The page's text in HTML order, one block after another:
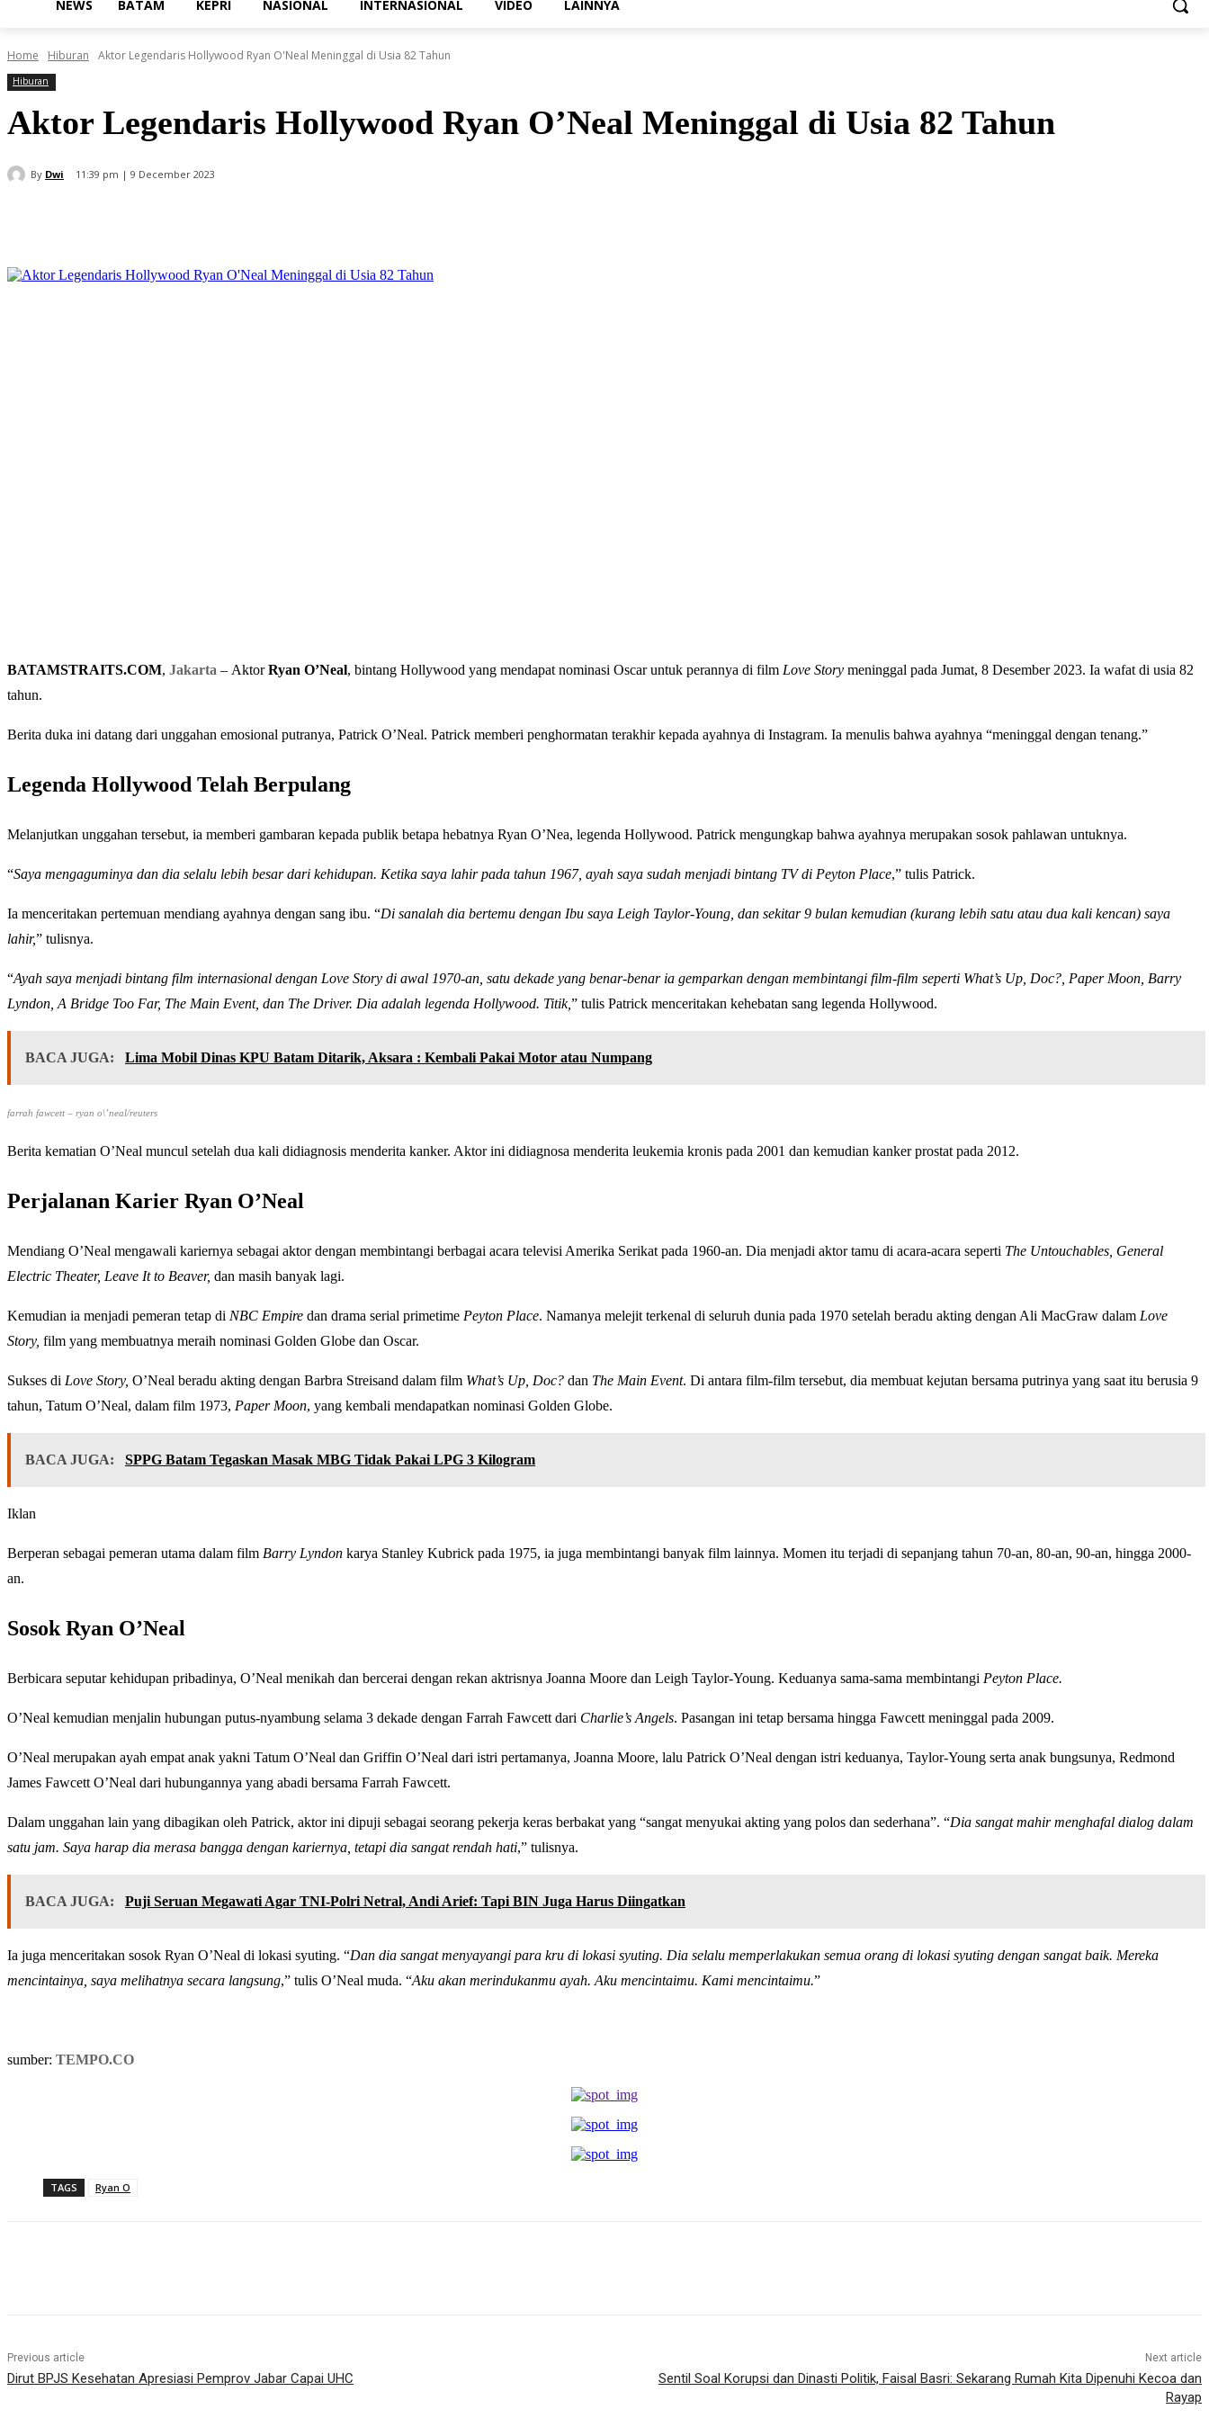
NEWS BATAM KEPRI NASIONAL INTERNASIONAL VIDEO LAINNYA
Home Hiburan Aktor Legendaris Hollywood Ryan O'Neal Meninggal di Usia 82 Tahun
Hiburan
Aktor Legendaris Hollywood Ryan O’Neal Meninggal di Usia 82 Tahun
By Dwi 11:39 pm | 9 December 2023
BATAMSTRAITS.COM, Jakarta – AktorRyan O’Neal, bintang Hollywood yang mendapat nominasi Oscar untuk perannya di film Love Story meninggal pada Jumat, 8 Desember 2023. Ia wafat di usia 82
tahun.
Berita duka ini datang dari unggahan emosional putranya, Patrick O’Neal. Patrick memberi penghormatan terakhir kepada ayahnya di Instagram. Ia menulis bahwa ayahnya “meninggal dengan tenang.”
Legenda Hollywood Telah Berpulang
Melanjutkan unggahan tersebut, ia memberi gambaran kepada publik betapa hebatnya Ryan O’Nea, legenda Hollywood. Patrick mengungkap bahwa ayahnya merupakan sosok pahlawan untuknya.
“Saya mengaguminya dan dia selalu lebih besar dari kehidupan. Ketika saya lahir pada tahun 1967, ayah saya sudah menjadi bintang TV di Peyton Place,” tulis Patrick.
Ia menceritakan pertemuan mendiang ayahnya dengan sang ibu. “Di sanalah dia bertemu dengan Ibu saya Leigh Taylor-Young, dan sekitar 9 bulan kemudian (kurang lebih satu atau dua kali kencan) saya
lahir,” tulisnya.
“Ayah saya menjadi bintang film internasional dengan Love Story di awal 1970-an, satu dekade yang benar-benar ia gemparkan dengan membintangi film-film seperti What’s Up, Doc?, Paper Moon, Barry
Lyndon, A Bridge Too Far, The Main Event, dan The Driver. Dia adalah legenda Hollywood. Titik,” tulis Patrick menceritakan kehebatan sang legenda Hollywood.
BACA JUGA: Lima Mobil Dinas KPU Batam Ditarik, Aksara : Kembali Pakai Motor atau Numpang
farrah fawcett – ryan o\’neal/reuters
Berita kematian O’Neal muncul setelah dua kali didiagnosis menderita kanker. Aktor ini didiagnosa menderita leukemia kronis pada 2001 dan kemudian kanker prostat pada 2012.
Perjalanan Karier Ryan O’Neal
Mendiang O’Neal mengawali kariernya sebagai aktor dengan membintangi berbagai acara televisi Amerika Serikat pada 1960-an. Dia menjadi aktor tamu di acara-acara seperti The Untouchables, General
Electric Theater, Leave It to Beaver, dan masih banyak lagi.
Kemudian ia menjadi pemeran tetap di NBC Empire dan drama serial primetime Peyton Place. Namanya melejit terkenal di seluruh dunia pada 1970 setelah beradu akting dengan Ali MacGraw dalam Love
Story, film yang membuatnya meraih nominasi Golden Globe dan Oscar.
Sukses di Love Story, O’Neal beradu akting dengan Barbra Streisand dalam film What’s Up, Doc? dan The Main Event. Di antara film-film tersebut, dia membuat kejutan bersama putrinya yang saat itu berusia 9
tahun, Tatum O’Neal, dalam film 1973, Paper Moon, yang kembali mendapatkan nominasi Golden Globe.
BACA JUGA: SPPG Batam Tegaskan Masak MBG Tidak Pakai LPG 3 Kilogram
Iklan
Berperan sebagai pemeran utama dalam film Barry Lyndon karya Stanley Kubrick pada 1975, ia juga membintangi banyak film lainnya. Momen itu terjadi di sepanjang tahun 70-an, 80-an, 90-an, hingga 2000-
an.
Sosok Ryan O’Neal
Berbicara seputar kehidupan pribadinya, O’Neal menikah dan bercerai dengan rekan aktrisnya Joanna Moore dan Leigh Taylor-Young. Keduanya sama-sama membintangi Peyton Place.
O’Neal kemudian menjalin hubungan putus-nyambung selama 3 dekade dengan Farrah Fawcett dari Charlie’s Angels. Pasangan ini tetap bersama hingga Fawcett meninggal pada 2009.
O’Neal merupakan ayah empat anak yakni Tatum O’Neal dan Griffin O’Neal dari istri pertamanya, Joanna Moore, lalu Patrick O’Neal dengan istri keduanya, Taylor-Young serta anak bungsunya, Redmond
James Fawcett O’Neal dari hubungannya yang abadi bersama Farrah Fawcett.
Dalam unggahan lain yang dibagikan oleh Patrick, aktor ini dipuji sebagai seorang pekerja keras berbakat yang “sangat menyukai akting yang polos dan sederhana”. “Dia sangat mahir menghafal dialog dalam
satu jam. Saya harap dia merasa bangga dengan kariernya, tetapi dia sangat rendah hati,” tulisnya.
BACA JUGA: Puji Seruan Megawati Agar TNI-Polri Netral, Andi Arief: Tapi BIN Juga Harus Diingatkan
Ia juga menceritakan sosok Ryan O’Neal di lokasi syuting. “Dan dia sangat menyayangi para kru di lokasi syuting. Dia selalu memperlakukan semua orang di lokasi syuting dengan sangat baik. Mereka
mencintainya, saya melihatnya secara langsung,” tulis O’Neal muda. “Aku akan merindukanmu ayah. Aku mencintaimu. Kami mencintaimu.”
sumber: TEMPO.CO
TAGS Ryan O
Previous article
Dirut BPJS Kesehatan Apresiasi Pemprov Jabar Capai UHC
Next article
Sentil Soal Korupsi dan Dinasti Politik, Faisal Basri: Sekarang Rumah Kita Dipenuhi Kecoa dan
Rayap